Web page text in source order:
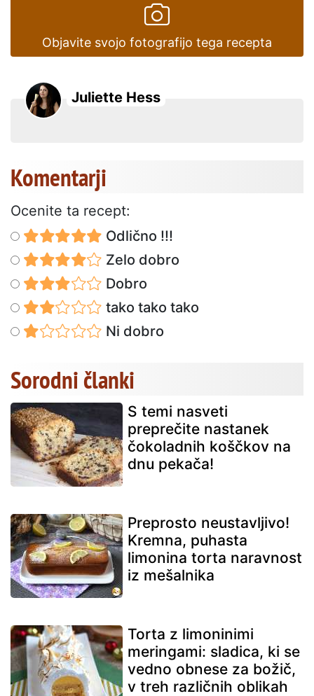
Objavite svojo fotografijo tega recepta
Juliette Hess
Komentarji
Ocenite ta recept:
Odlično !!!
Zelo dobro
Dobro
tako tako tako
Ni dobro
Sorodni članki
S temi nasveti
preprečite nastanek
čokoladnih koščkov na
dnu pekača!
Preprosto neustavljivo!
Kremna, puhasta
limonina torta naravnost
iz mešalnika
Torta z limoninimi
meringami: sladica, ki se
vedno obnese za božič,
v treh različnih oblikah